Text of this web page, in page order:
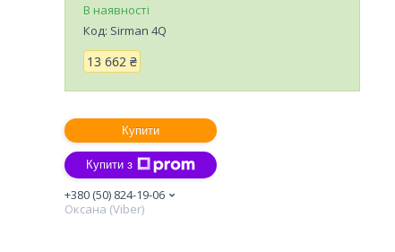
В наявності
Код: Sirman 4Q
13 662 ₴
Купити
Купити з
+380 (50) 824-19-06
Оксана (Viber)